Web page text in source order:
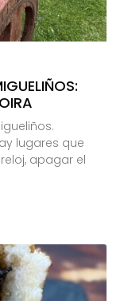
lugares que
apagar el